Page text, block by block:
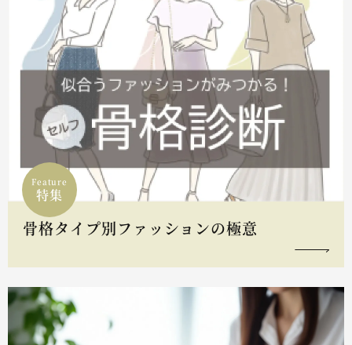
Feature
特集
骨格タイプ別ファッションの極意